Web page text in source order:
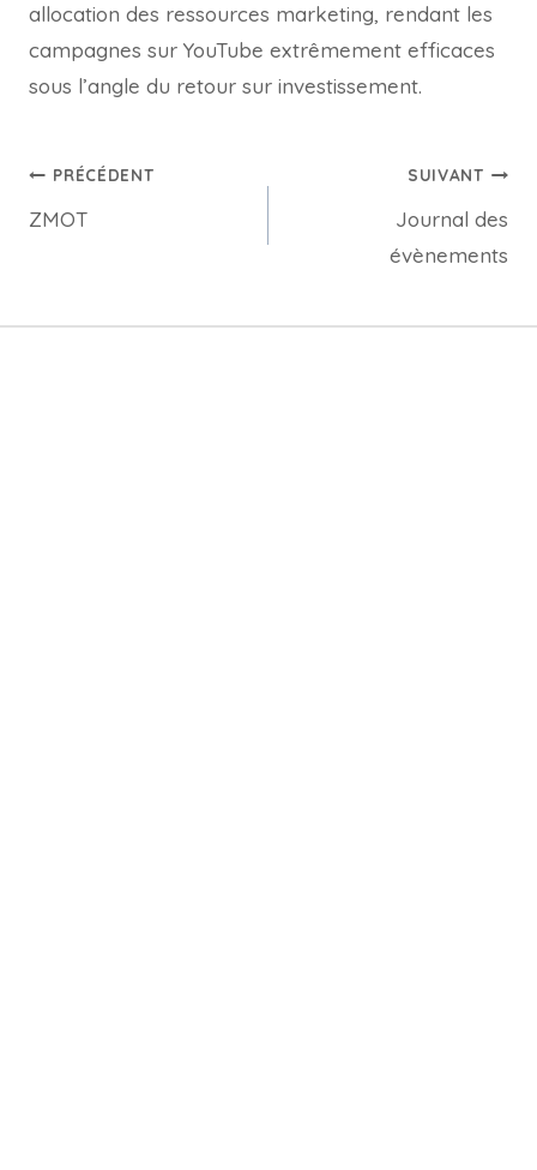
allocation des ressources marketing, rendant les
campagnes sur YouTube extrêmement efficaces
sous l’angle du retour sur investissement.
PRÉCÉDENT
ZMOT
SUIVANT
Journal des
évènements